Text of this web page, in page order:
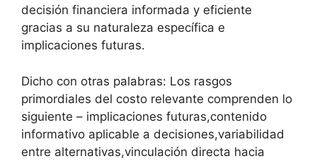
decisión financiera informada y eficiente
gracias a su naturaleza específica e
implicaciones futuras.
Dicho con otras palabras: Los rasgos
primordiales del costo relevante comprenden lo
siguiente – implicaciones futuras,contenido
informativo aplicable a decisiones,variabilidad
entre alternativas,vinculación directa hacia